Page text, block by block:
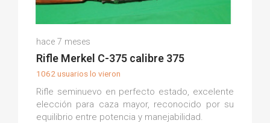
(0)
hace 7 meses
Rifle Merkel C-375 calibre 375
1062 usuarios lo vieron
Rifle seminuevo en perfecto estado, excelente
elección para caza mayor, reconocido por su
equilibrio entre potencia y manejabilidad.